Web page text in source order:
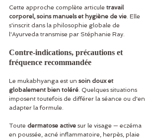
Cette approche complète articule travail
corporel, soins manuels et hygiène de vie. Elle
s'inscrit dans la philosophie globale de
l'Ayurveda transmise par Stéphanie Ray.
Contre-indications, précautions et
fréquence recommandée
Le mukabhyanga est un soin doux et
globalement bien toléré. Quelques situations
imposent toutefois de différer la séance ou d'en
adapter la formule.
Toute dermatose active sur le visage — eczéma
en poussée, acné inflammatoire, herpès, plaie